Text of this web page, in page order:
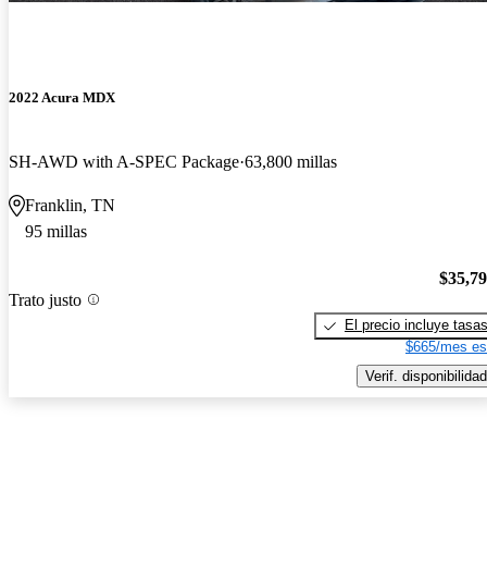
2022 Acura MDX
SH-AWD with A-SPEC Package 63,800 millas
Franklin, TN
95 millas
Trato justo
El precio incluye tasas
$665/mes
Verif. disponibilidad